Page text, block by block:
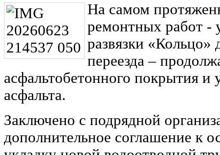
На самом
ремонтных работ -
развязки «Кольцо»
переезда –
асфальтобетонного покрытия и
асфальта.
Заключено с подрядной
дополнительное соглашение к